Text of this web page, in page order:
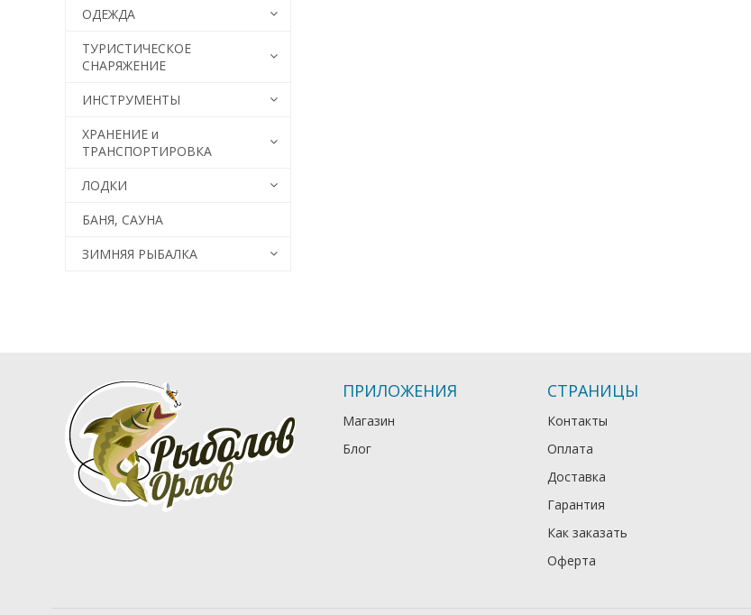
ОДЕЖДА
ТУРИСТИЧЕСКОЕ
СНАРЯЖЕНИЕ
ИНСТРУМЕНТЫ
ХРАНЕНИЕ и
ТРАНСПОРТИРОВКА
ЛОДКИ
БАНЯ, САУНА
ЗИМНЯЯ РЫБАЛКА
ПРИЛОЖЕНИЯ
Магазин
Блог
СТРАНИЦЫ
Контакты
Оплата
Доставка
Гарантия
Как заказать
Оферта